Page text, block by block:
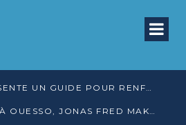
L’ACAT CONGO PRÉSENTE UN GUIDE POUR RENFORCER LES GARANTIES JUDICIAIRES EN GARDE À VUE
DEPUIS SA CELLULE À OUESSO, JONAS FRED MAKITA DÉNONCE CE QU’IL QUALIFIE DE DÉNI DE JUSTICE